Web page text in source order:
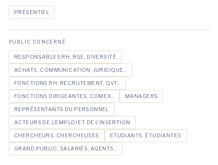
PRÉSENTIEL
PUBLIC CONCERNÉ
RESPONSABLES RH, RSE, DIVERSITÉ
ACHATS, COMMUNICATION, JURIDIQUE...
FONCTIONS RH, RECRUTEMENT, QVT...
FONCTIONS DIRIGEANTES, COMEX... MANAGERS
REPRÉSENTANTS DU PERSONNEL
ACTEURS DE L'EMPLOI ET DE L'INSERTION
CHERCHEURS, CHERCHEUSES ETUDIANTS, ÉTUDIANTES
GRAND PUBLIC, SALARIÉS, AGENTS...